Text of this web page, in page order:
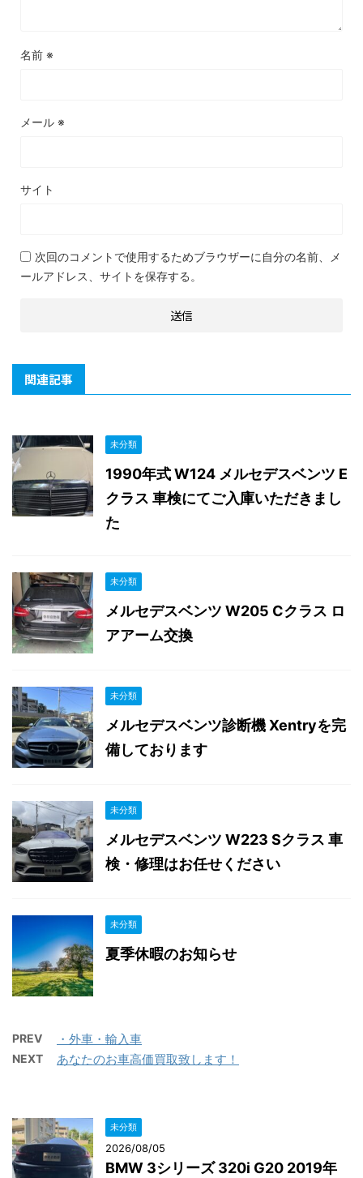
名前 ※
メール ※
サイト
次回のコメントで使用するためブラウザーに自分の名前、メ
ールアドレス、サイトを保存する。
関連記事
未分類
1990年式 W124 メルセデスベンツ E
クラス 車検にてご入庫いただきまし
た
未分類
メルセデスベンツ W205 Cクラス ロ
アアーム交換
未分類
メルセデスベンツ診断機 Xentryを完
備しております
未分類
メルセデスベンツ W223 Sクラス 車
検・修理はお任せください
未分類
夏季休暇のお知らせ
PREV ・外車・輸入車
NEXT あなたのお車高価買取致します！
未分類
2026/08/05
BMW 3シリーズ 320i G20 2019年